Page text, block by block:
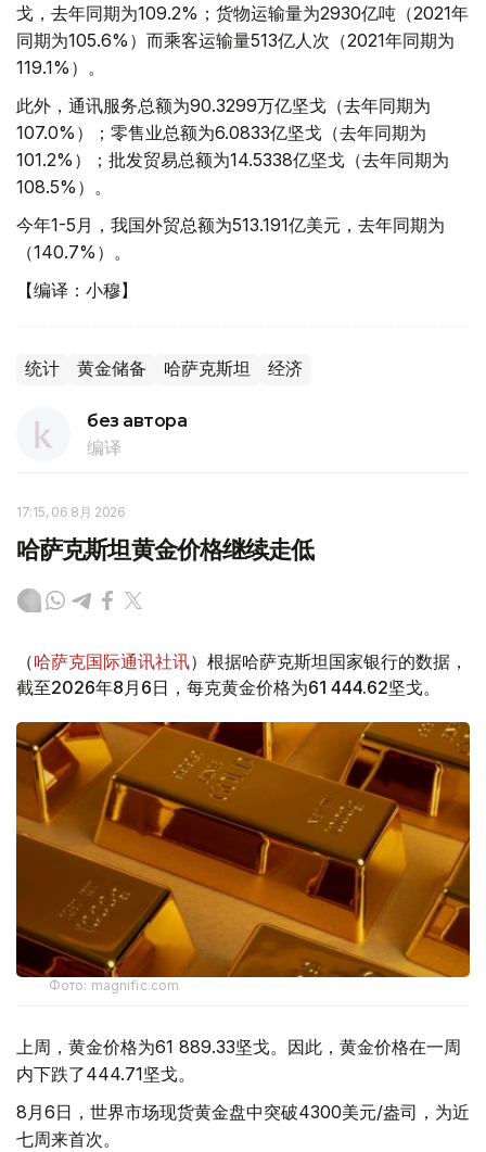
戈，去年同期为109.2%；货物运输量为2930亿吨（2021年
同期为105.6%）而乘客运输量513亿人次（2021年同期为
119.1%）。
此外，通讯服务总额为90.3299万亿坚戈（去年同期为
107.0%）；零售业总额为6.0833亿坚戈（去年同期为
101.2%）；批发贸易总额为14.5338亿坚戈（去年同期为
108.5%）。
今年1-5月，我国外贸总额为513.191亿美元，去年同期为
（140.7%）。
【编译：小穆】
统计 黄金储备 哈萨克斯坦 经济
без автора
编译
17:15, 06 8月 2026
哈萨克斯坦黄金价格继续走低
（哈萨克国际通讯社讯）根据哈萨克斯坦国家银行的数据，
截至2026年8月6日，每克黄金价格为61 444.62坚戈。
Фото: magnific.com
上周，黄金价格为61 889.33坚戈。因此，黄金价格在一周
内下跌了444.71坚戈。
8月6日，世界市场现货黄金盘中突破4300美元/盎司，为近
七周来首次。